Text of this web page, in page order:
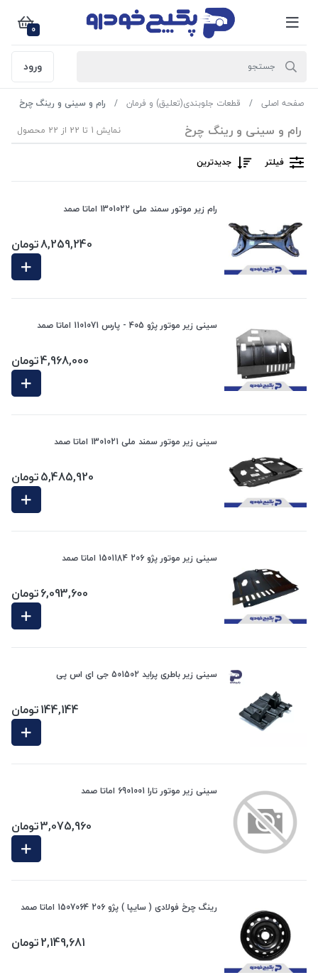
0
ورود
صفحه اصلی قطعات جلوبندی(تعلیق) و فرمان رام و سینی و رینگ چرخ
رام و سینی و رینگ چرخ نمایش 1 تا 22 از 22 محصول
فیلتر جدیدترین
رام زیر موتور سمند ملی 1301022 اماتا صمد
8,259,240تومان
سینی زیر موتور پژو 405 - پارس 1101071 اماتا صمد
4,968,000تومان
سینی زیر موتور سمند ملی 1301021 اماتا صمد
5,485,920تومان
سینی زیر موتور پژو 206 1501184 اماتا صمد
6,093,600تومان
سینی زیر باطری پراید 501502 جی ای اس پی
144,144تومان
سینی زیر موتور تارا 6901001 اماتا صمد
3,075,960تومان
رینگ چرخ فولادی ( سایپا ) پژو 206 1507064 اماتا صمد
2,149,681تومان